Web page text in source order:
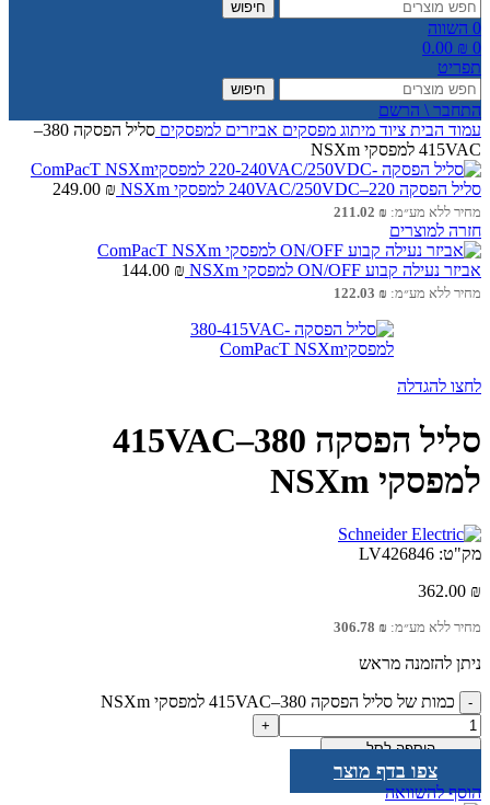
חיפוש
0 השווה
0
0.00 ₪
תפריט
חיפוש
התחבר \ הרשם
עמוד הבית ציוד מיתוג מפסקים אביזרים למפסקים
סליל הפסקה 380–
415VAC למפסקי NSXm
סליל הפסקה 220–240VAC/250VDC למפסקי NSXm 249.00 ₪
מחיר ללא מע״מ: 211.02 ₪
חזרה למוצרים
אביזר נעילה קבוע ON/OFF למפסקי NSXm 144.00 ₪
מחיר ללא מע״מ: 122.03 ₪
לחצו להגדלה
סליל הפסקה 380–415VAC
למפסקי NSXm
מק"ט: LV426846
362.00 ₪
מחיר ללא מע״מ: 306.78 ₪
ניתן להזמנה מראש
כמות של סליל הפסקה 380–415VAC למפסקי NSXm
הוספה לסל
צפו בדף מוצר
הוסף להשוואה